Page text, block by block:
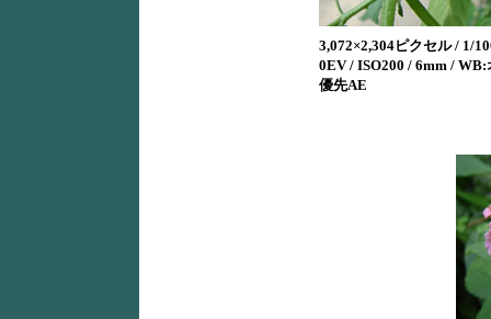
3,072×2,304ピクセル / 1/
0EV / ISO200 / 6mm / WB:
優先AE